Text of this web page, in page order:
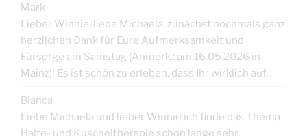
Mark
Lieber Winnie, liebe Michaela, zunächst nochmals ganz
herzlichen Dank für Eure Aufmerksamkeit und
Fürsorge am Samstag (Anmerk.: am 16.05.2026 in
Mainz)! Es ist schön zu erleben, dass Ihr wirklich auf...
Bianca
Liebe Michaela und lieber Winnie ich finde das Thema
Halte- und Kuscheltherapie schon lange sehr